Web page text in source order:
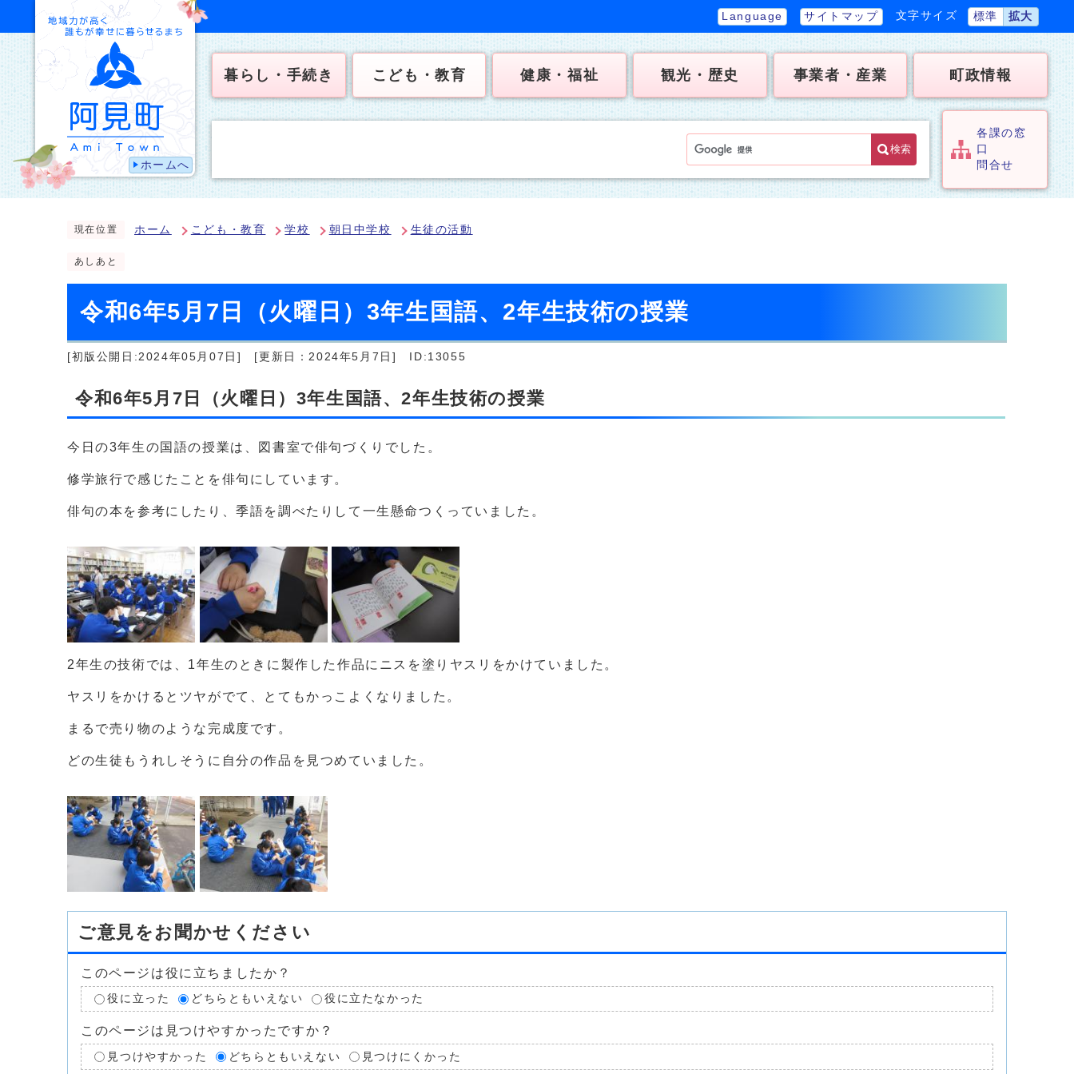
ホームへ
Language サイトマップ 文字サイズ 標準 拡大
暮らし・手続き こども・教育 健康・福祉 観光・歴史 事業者・産業 町政情報
検索
各課の窓
口
問合せ
現在位置 ホーム こども・教育 学校 朝日中学校 生徒の活動
あしあと
令和6年5月7日（火曜日）3年生国語、2年生技術の授業
[初版公開日:2024年05月07日] [更新日：2024年5月7日] ID:13055
令和6年5月7日（火曜日）3年生国語、2年生技術の授業
今日の3年生の国語の授業は、図書室で俳句づくりでした。
修学旅行で感じたことを俳句にしています。
俳句の本を参考にしたり、季語を調べたりして一生懸命つくっていました。
2年生の技術では、1年生のときに製作した作品にニスを塗りヤスリをかけていました。
ヤスリをかけるとツヤがでて、とてもかっこよくなりました。
まるで売り物のような完成度です。
どの生徒もうれしそうに自分の作品を見つめていました。
ご意見をお聞かせください
このページは役に立ちましたか？
役に立った どちらともいえない 役に立たなかった
このページは見つけやすかったですか？
見つけやすかった どちらともいえない 見つけにくかった